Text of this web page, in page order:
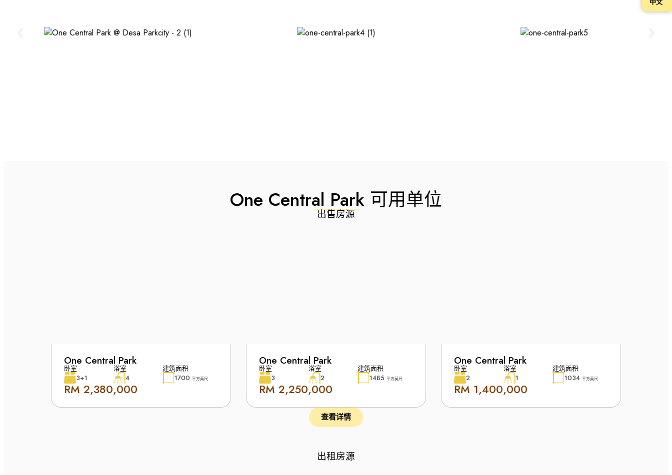
One Central Park 可用单位
出售房源
One Central Park
卧室
3+1
浴室
4
建筑面积
1700平方英尺
RM 2,380,000
One Central Park
卧室
3
浴室
2
建筑面积
1485平方英尺
RM 2,250,000
One Central Park
卧室
2
浴室
1
建筑面积
1034平方英尺
RM 1,400,000
查看详情
出租房源